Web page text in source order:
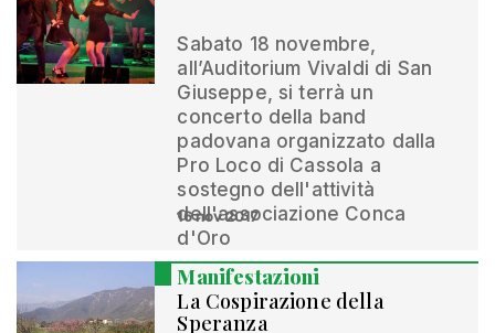
Sabato 18 novembre,
all’Auditorium Vivaldi di San
Giuseppe, si terrà un
concerto della band
padovana organizzato dalla
Pro Loco di Cassola a
sostegno dell'attività
dell'associazione Conca
d'Oro
16 nov 2017
Manifestazioni
La Cospirazione della
Speranza